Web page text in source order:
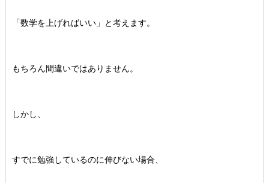
「数学を上げればいい」と考えます。
もちろん間違いではありません。
しかし、
すでに勉強しているのに伸びない場合、